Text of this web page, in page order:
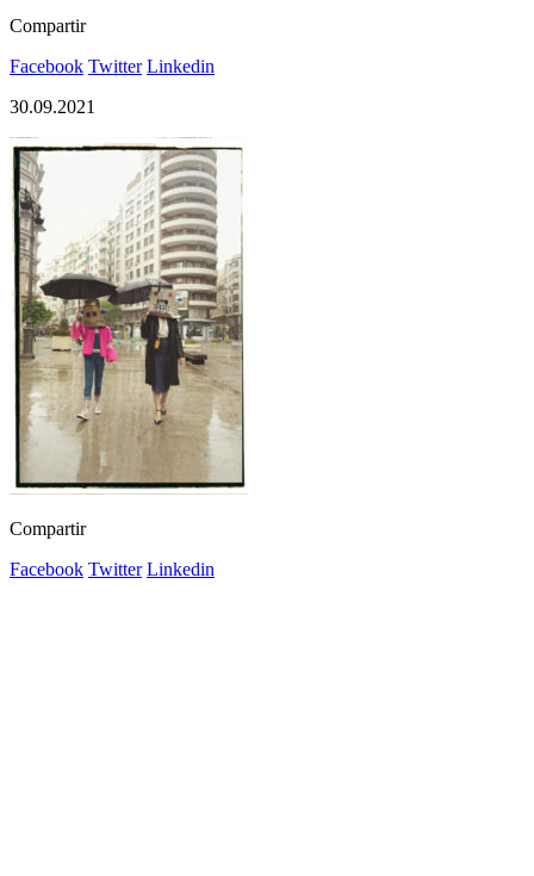
Compartir
Facebook Twitter Linkedin
30.09.2021
Compartir
Facebook Twitter Linkedin